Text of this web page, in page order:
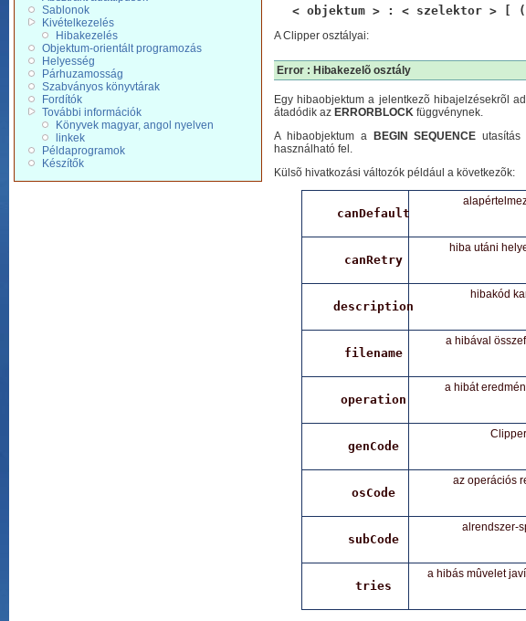
Sablonok
Kivételkezelés
Hibakezelés
Objektum-orientált programozás
Helyesség
Párhuzamosság
Szabványos könyvtárak
Fordítók
További információk
Könyvek magyar, angol nyelven
linkek
Példaprogramok
Készítők
< objektum > : < szelektor > [
A Clipper osztályai:
Error : Hibakezelõ osztály
Egy hibaobjektum a jelentkezõ hibajelzésekrõl
átadódik az ERRORBLOCK függvénynek.
A hibaobjektum a
BEGIN SEQUENCE utasítás
használható fel.
Külsõ hivatkozási változók például a következõk:
canDefault
canRetry
hiba utáni
description
hibakód
filename
a hibával
operation
a hibát
genCode
osCode
az operációs
subCode
alrendszer-
tries
a hibás mûvelet